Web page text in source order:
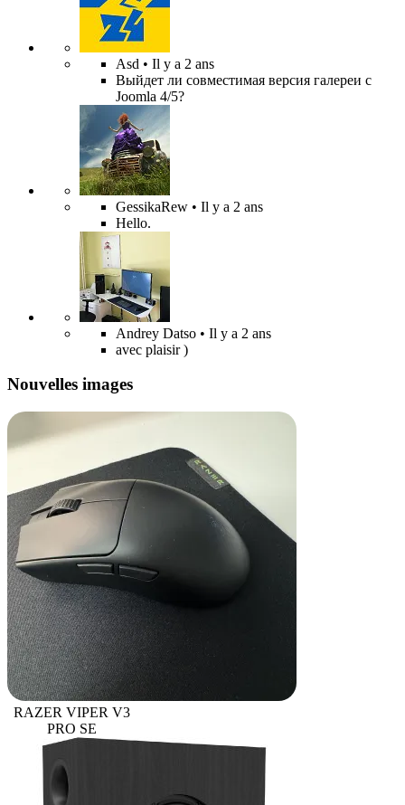
Asd • Il y a 2 ans
Выйдет ли совместимая версия галереи с
Joomla 4/5?
GessikaRew • Il y a 2 ans
Hello.
Andrey Datso • Il y a 2 ans
avec plaisir )
Nouvelles images
RAZER VIPER V3
PRO SE